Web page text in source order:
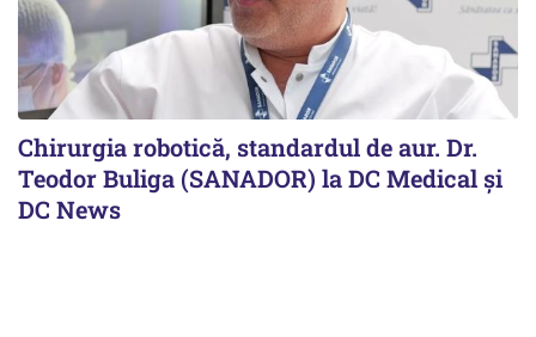
Chirurgia robotică, standardul de aur. Dr.
Teodor Buliga (SANADOR) la DC Medical și
DC News